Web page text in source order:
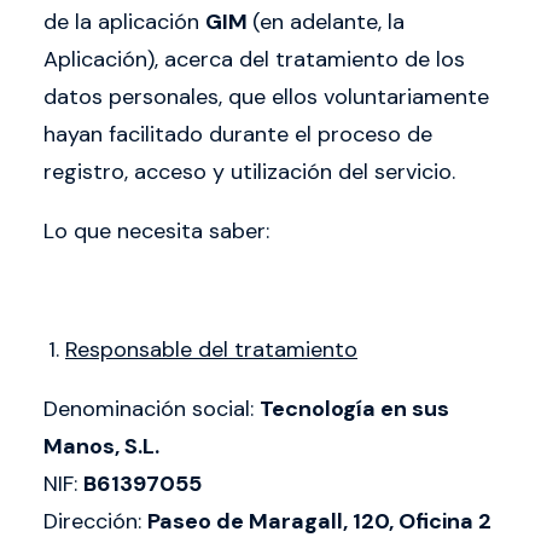
de la aplicación GIM (en adelante, la
Aplicación), acerca del tratamiento de los
datos personales, que ellos voluntariamente
hayan facilitado durante el proceso de
registro, acceso y utilización del servicio.
Lo que necesita saber:
Responsable del tratamiento
Denominación social: Tecnología en sus
Manos, S.L.
NIF: B61397055
Dirección: Paseo de Maragall, 120, Oficina 2